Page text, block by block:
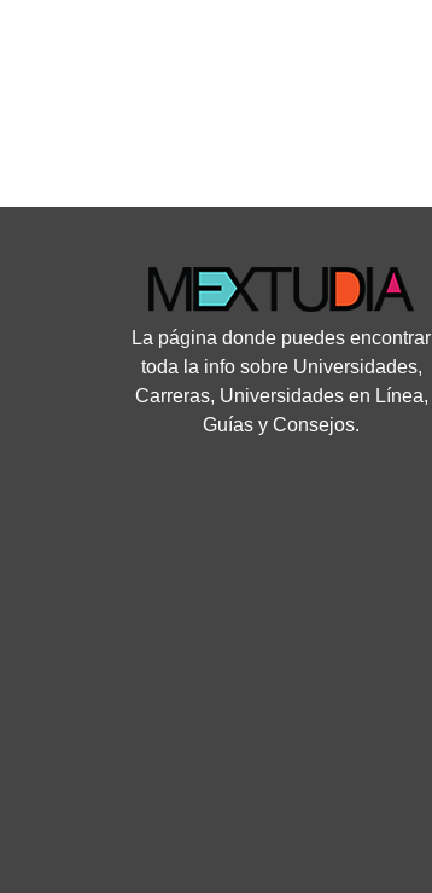
La página donde puedes encontrar
toda la info sobre Universidades,
Carreras, Universidades en Línea,
Guías y Consejos.